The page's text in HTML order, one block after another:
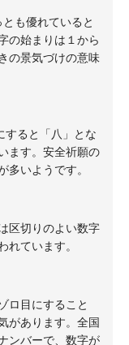
も優れていると
の始まりは１から
の景気づけの意味
すると「八」とな
ます。安全祈願の
多いようです。
区切りのよい数字
れています。
ロ目にすること
があります。全国
ンバーで、数字が